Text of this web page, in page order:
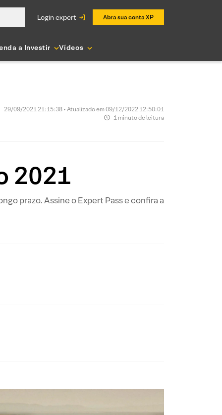
login expert Abra sua conta XP
a Investir Vídeos
29/09/2021 21:15:38 • Atualizado em 09/12/2022 12:50:01
1 minuto de leitura
2021
prazo. Assine o Expert Pass e confira a